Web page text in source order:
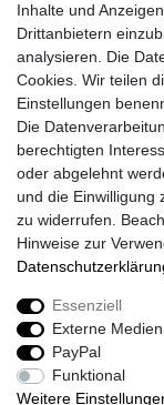
Inhalte und
Drittanbietern
analysieren. Die
Cookies. Wir teilen
Einstellungen
Die
berechtigten
oder abgelehnt
und die Einwilligung
zu widerrufen.
Hinweise zur
Essenziell
Externe Medien
PayPal
Funktional
Weitere